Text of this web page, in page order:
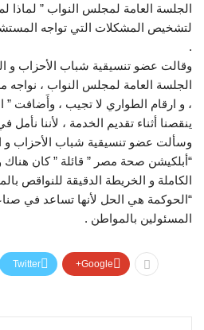
الجلسة العامة لمجلس النواب ” لماذا
لتشخيص المشكلات التي تواجه
.
وقالت عضو تنسيقية شباب الأحزاب و
الجلسة العامة لمجلس النواب ، نواجه
، و ارقام الطواري لا تجيب ، وأَضافت
ينقصنا أثناء تقديم الخدمة ، لأننا
وسألت عضو تنسيقية شباب الأحزاب و
“أبلكيشن صحة مصر ” قائلة ” كان هناك
الكاملة و الخريطة الدقيقة للنواقص
“الحوكمة هي الحل لأنها تساعد في
المسئولين بالمواطن .
Twitter Google+